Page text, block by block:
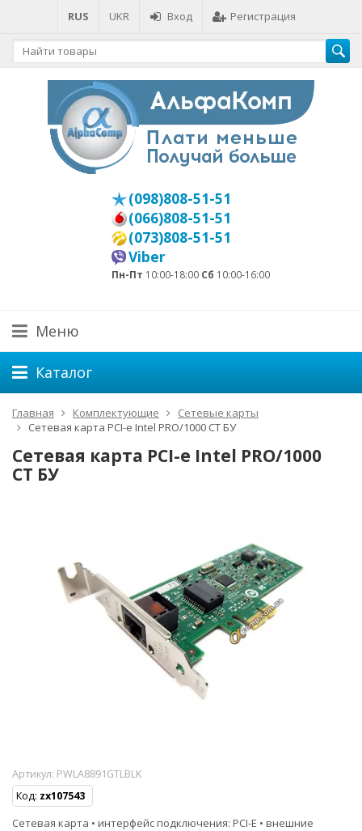
RUS UKR Вход Регистрация
(098)808-51-51
(066)808-51-51
(073)808-51-51
Viber
Пн-Пт 10:00-18:00 Сб 10:00-16:00
Меню
Каталог
Главная Комплектующие
Сетевые карты
Сетевая карта PCI-e Intel PRO/1000 CT БУ
Сетевая карта PCI-e Intel PRO/1000
CT БУ
Артикул: PWLA8891GTLBLK
Код: zx107543
Сетевая карта • интерфейс подключения: PCI-E • внешние